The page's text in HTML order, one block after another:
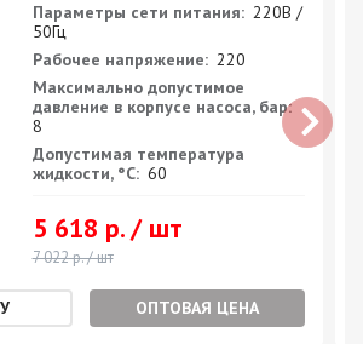
Параметры сети питания: 220В /
50Гц
Рабочее напряжение: 220
Максимально допустимое
давление в корпусе насоса, бар:
8
Допустимая температура
жидкости, °С: 60
5 618 р. / шт
7 022 р. / шт
ОПТОВАЯ ЦЕНА